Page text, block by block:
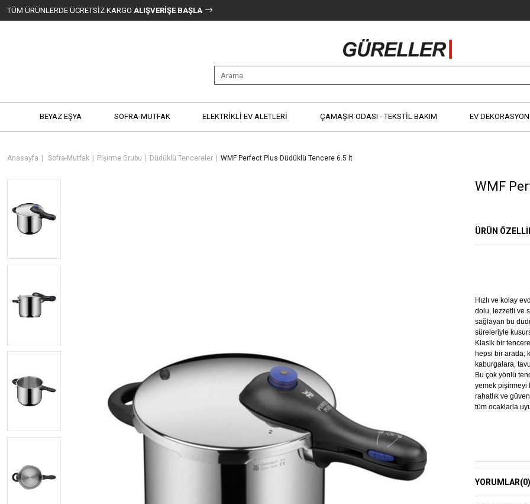
TÜM ÜRÜNLERDE ÜCRETSİZ KARGO ALIŞVERİŞE BAŞLA
BEYAZ EŞYA SOFRA-MUTFAK ELEKTRİKLİ EV ALETLERİ ÇAMAŞIR ODASI - TEKSTİL BAKIM EV
Anasayfa Sofra-Mutfak Pişirme Grubu Düdüklü Tencereler WMF Perfect Plus Düdüklü Tencere 6.5 lt
WMF
ÜRÜN
Hızlı ve kolay
dolu, lezzetli ve
sağlayan bu
süreleriyle
Klasik bir
hepsi bir arada;
kaburgalara,
Bu çok yönlü
yemek pişirmeyi
rahatlık ve
tüm ocaklarla
YORUMLAR(0)